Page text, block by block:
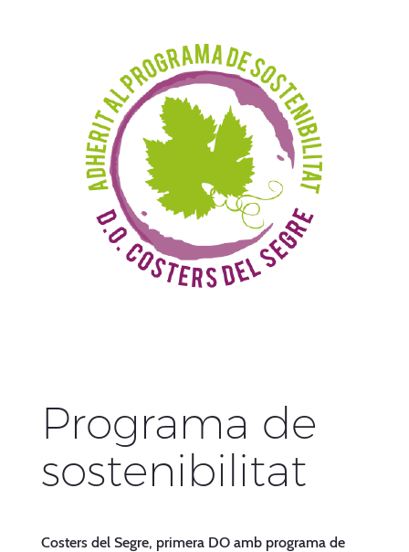
Programa de
sostenibilitat
Costers del Segre, primera DO amb programa de